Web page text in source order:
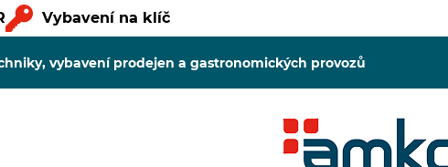
Vybavení na klíč
vybavení prodejen a gastronomických provozů